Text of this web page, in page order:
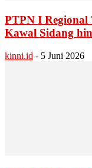
PTPN I Regional
Kawal Sidang
kinni.id - 5 Juni 2026